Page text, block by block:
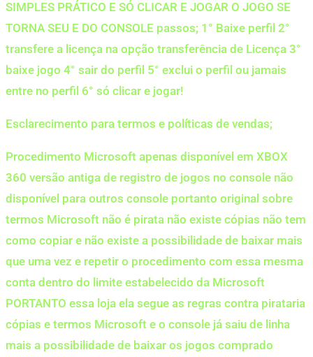
SIMPLES PRÁTICO E SÓ CLICAR E JOGAR O JOGO SE
TORNA SEU E DO CONSOLE passos; 1° Baixe perfil 2°
transfere a licença na opção transferência de Licença 3°
baixe jogo 4° sair do perfil 5° exclui o perfil ou jamais
entre no perfil 6° só clicar e jogar!
Esclarecimento para termos e políticas de vendas;
Procedimento Microsoft apenas disponível em XBOX
360 versão antiga de registro de jogos no console não
disponível para outros console portanto original sobre
termos Microsoft não é pirata não existe cópias não tem
como copiar e não existe a possibilidade de baixar mais
que uma vez e repetir o procedimento com essa mesma
conta dentro do limite estabelecido da Microsoft
PORTANTO essa loja ela segue as regras contra pirataria
cópias e termos Microsoft e o console já saiu de linha
mais a possibilidade de baixar os jogos comprado